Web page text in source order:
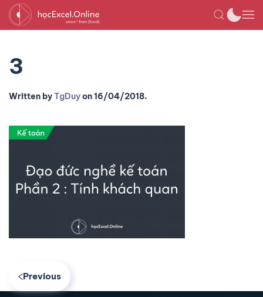
3
Written byTgDuyon16/04/2018.
Previous